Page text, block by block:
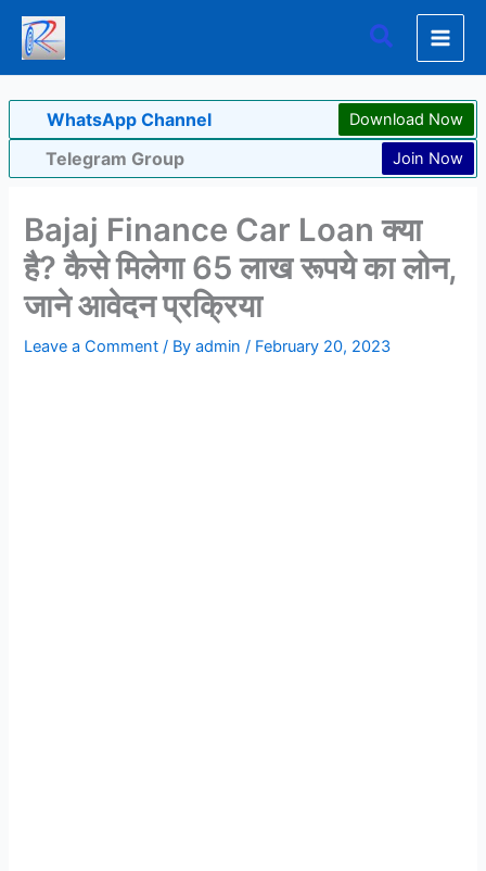
Skip
content
Search
WhatsApp Channel Download Now
Telegram Group Join Now
Bajaj Finance Car Loan क्या
है? कैसे मिलेगा 65 लाख रूपये का लोन,
जाने आवेदन प्रक्रिया
Leave a Comment / Byadmin/ February 20, 2023